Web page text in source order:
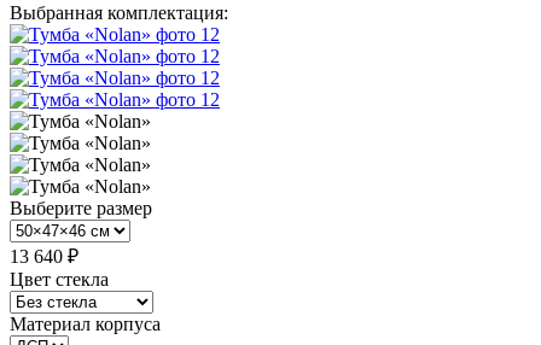
Выбранная комплектация:
Выберите размер
13 640 ₽
Цвет стекла
Материал корпуса